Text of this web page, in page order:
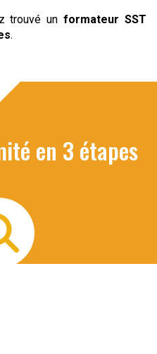
trouvé unformateur SST
.
en 3 étapes